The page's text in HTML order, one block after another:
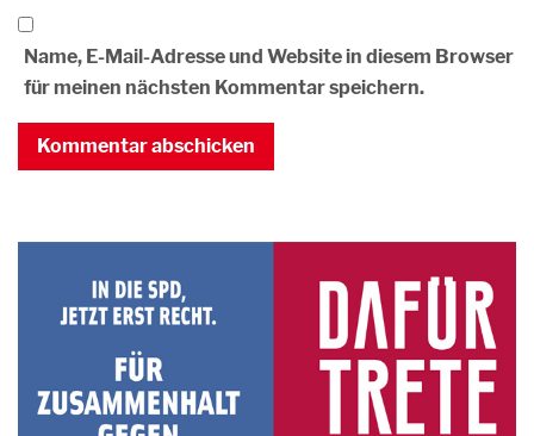
Name, E-Mail-Adresse und Website in diesem Browser
für meinen nächsten Kommentar speichern.